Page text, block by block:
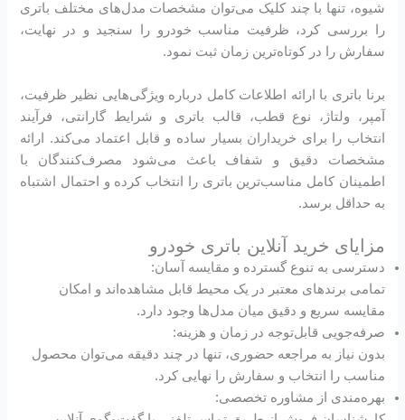
شیوه، تنها با چند کلیک می‌توان مشخصات مدل‌های مختلف باتری
را بررسی کرد، ظرفیت مناسب خودرو را سنجید و در نهایت،
سفارش را در کوتاه‌ترین زمان ثبت نمود.
برنا باتری با ارائه اطلاعات کامل درباره ویژگی‌هایی نظیر ظرفیت،
آمپر، ولتاژ، نوع قطب، قالب باتری و شرایط گارانتی، فرآیند
انتخاب را برای خریداران بسیار ساده و قابل اعتماد می‌کند. ارائه
مشخصات دقیق و شفاف باعث می‌شود مصرف‌کنندگان با
اطمینان کامل مناسب‌ترین باتری را انتخاب کرده و احتمال اشتباه
به حداقل برسد.
مزایای خرید آنلاین باتری خودرو
دسترسی به تنوع گسترده و مقایسه آسان:
تمامی برندهای معتبر در یک محیط قابل مشاهده‌اند و امکان
مقایسه سریع و دقیق میان مدل‌ها وجود دارد.
صرفه‌جویی قابل‌توجه در زمان و هزینه:
بدون نیاز به مراجعه حضوری، تنها در چند دقیقه می‌توان محصول
مناسب را انتخاب و سفارش را نهایی کرد.
بهره‌مندی از مشاوره تخصصی: